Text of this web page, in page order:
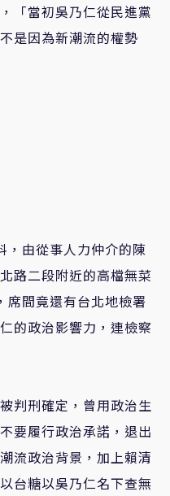
「當初吳乃仁從民進黨
是因為新潮流的權勢
，由從事人力仲介的陳
路二段附近的高檔無菜
席間竟還有台北地檢署
的政治影響力，連檢察
判刑確定，曾用政治生
要履行政治承諾，退出
流政治背景，加上賴清
台糖以吳乃仁名下查無